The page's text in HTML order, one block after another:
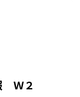
Ｗ２